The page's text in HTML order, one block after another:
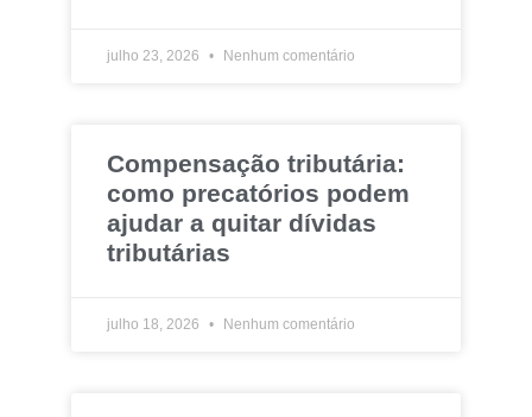
julho 23, 2026 Nenhum comentário
Compensação tributária:
como precatórios podem
ajudar a quitar dívidas
tributárias
julho 18, 2026 Nenhum comentário